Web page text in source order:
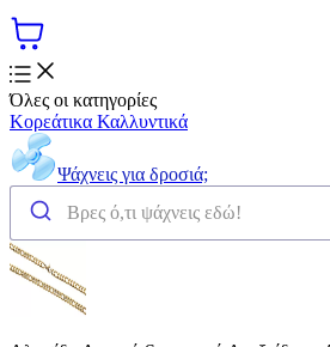
Όλες οι κατηγορίες
Κορεάτικα Καλλυντικά
Ψάχνεις για δροσιά;